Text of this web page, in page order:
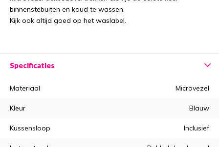
binnenstebuiten en koud te wassen.
Kijk ook altijd goed op het waslabel.
Specificaties
Materiaal Microvezel
Kleur Blauw
Kussensloop Inclusief